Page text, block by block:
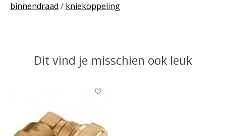
binnendraad / kniekoppeling
Dit vind je misschien ook leuk
Items van productcarrousel